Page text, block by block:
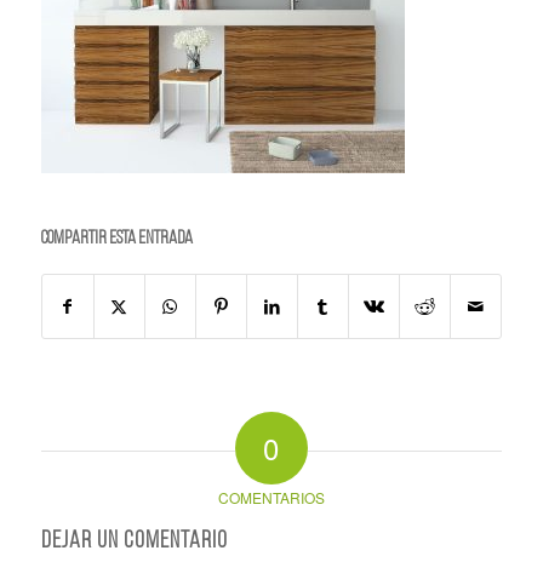
Compartir esta entrada
0
COMENTARIOS
Dejar un comentario